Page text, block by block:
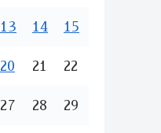
13 14 15
20 21 22
27 28 29